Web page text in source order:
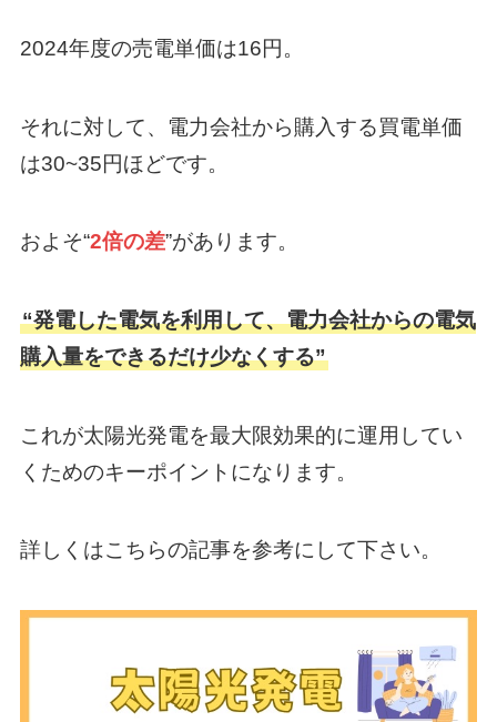
2024年度の売電単価は16円。
それに対して、電力会社から購入する買電単価
は30~35円ほどです。
およそ“2倍の差”があります。
“発電した電気を利用して、電力会社からの電気
購入量をできるだけ少なくする”
これが太陽光発電を最大限効果的に運用してい
くためのキーポイントになります。
詳しくはこちらの記事を参考にして下さい。